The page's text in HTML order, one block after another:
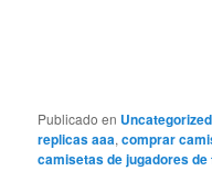
Publicado en Uncategorized
replicas aaa,comprar
camisetas de jugadores